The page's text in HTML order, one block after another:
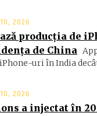
2026
producția de
de China
uri în India decât
2026
a injectat în